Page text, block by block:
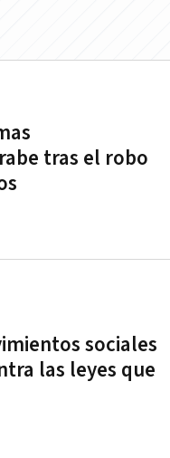
tras el robo
sociales
las leyes que